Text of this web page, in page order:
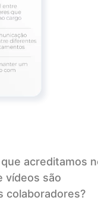
acreditamos
vídeos são
colaboradores?